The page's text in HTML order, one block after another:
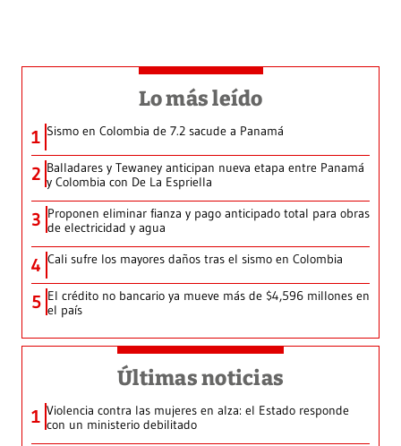
Lo más leído
1 Sismo en Colombia de 7.2 sacude a Panamá
2 Balladares y Tewaney anticipan nueva etapa entre Panamá
y Colombia con De La Espriella
3 Proponen eliminar fianza y pago anticipado total para obras
de electricidad y agua
4 Cali sufre los mayores daños tras el sismo en Colombia
5 El crédito no bancario ya mueve más de $4,596 millones en
el país
Últimas noticias
1 Violencia contra las mujeres en alza: el Estado responde
con un ministerio debilitado